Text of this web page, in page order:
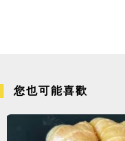
您也可能喜歡